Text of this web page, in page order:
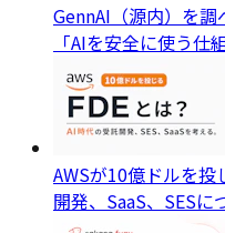
GennAI（源内）を調
「AIを安全に使う仕
AWSが10億ドルを投
開発、SaaS、SESに